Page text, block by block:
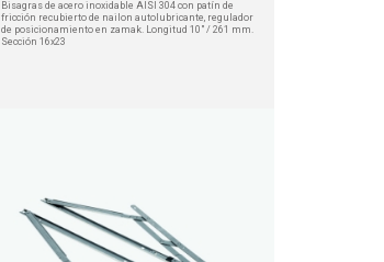
Bisagras de acero inoxidable AISI 304 con patín de
fricción recubierto de nailon autolubricante, regulador
de posicionamiento en zamak. Longitud 10" / 261 mm.
Sección 16x23